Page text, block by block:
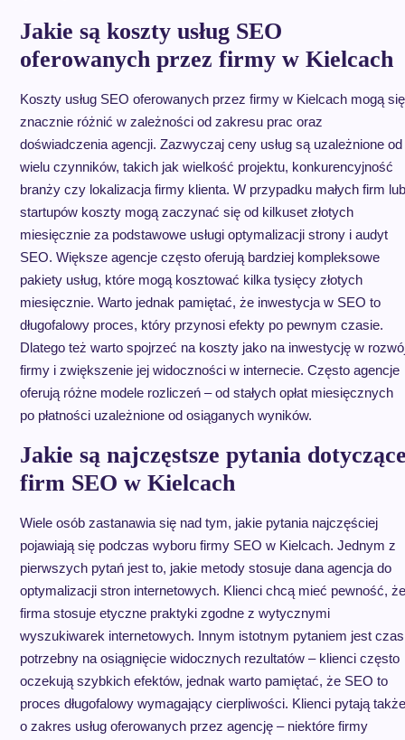
Jakie są koszty usług SEO
oferowanych przez firmy w Kielcach
Koszty usług SEO oferowanych przez firmy w Kielcach mogą się
znacznie różnić w zależności od zakresu prac oraz
doświadczenia agencji. Zazwyczaj ceny usług są uzależnione od
wielu czynników, takich jak wielkość projektu, konkurencyjność
branży czy lokalizacja firmy klienta. W przypadku małych firm lub
startupów koszty mogą zaczynać się od kilkuset złotych
miesięcznie za podstawowe usługi optymalizacji strony i audyt
SEO. Większe agencje często oferują bardziej kompleksowe
pakiety usług, które mogą kosztować kilka tysięcy złotych
miesięcznie. Warto jednak pamiętać, że inwestycja w SEO to
długofalowy proces, który przynosi efekty po pewnym czasie.
Dlatego też warto spojrzeć na koszty jako na inwestycję w
firmy i zwiększenie jej widoczności w internecie. Często agencje
oferują różne modele rozliczeń – od stałych opłat miesięcznych
po płatności uzależnione od osiąganych wyników.
Jakie są najczęstsze pytania
firm SEO w Kielcach
Wiele osób zastanawia się nad tym, jakie pytania najczęściej
pojawiają się podczas wyboru firmy SEO w Kielcach. Jednym z
pierwszych pytań jest to, jakie metody stosuje dana agencja do
optymalizacji stron internetowych. Klienci chcą mieć pewność, że
firma stosuje etyczne praktyki zgodne z wytycznymi
wyszukiwarek internetowych. Innym istotnym pytaniem jest czas
potrzebny na osiągnięcie widocznych rezultatów – klienci często
oczekują szybkich efektów, jednak warto pamiętać, że SEO to
proces długofalowy wymagający cierpliwości. Klienci pytają także
o zakres usług oferowanych przez agencję – niektóre firmy